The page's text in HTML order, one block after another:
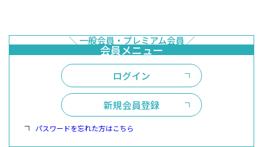
ログイン
新規会員登録
パスワードを忘れた方はこちら